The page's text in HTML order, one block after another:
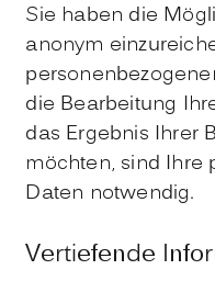
Sie haben die
anonym
die Bearbeitung
das Ergebnis Ihrer
möchten, sind Ihre
Daten notwendig.
Vertiefende